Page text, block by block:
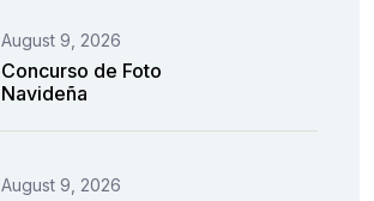
August 9, 2026
Concurso de Foto
Navideña
August 9, 2026